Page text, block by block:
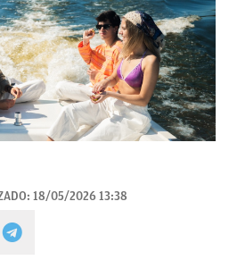
18/05/2026 13:38